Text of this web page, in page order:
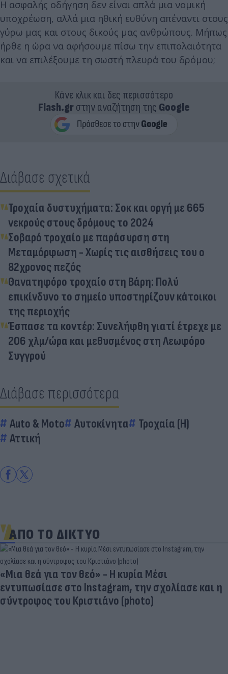
Η ασφαλής οδήγηση δεν είναι απλά μια νομική
υποχρέωση, αλλά μια ηθική ευθύνη απέναντι στους
γύρω μας και στους δικούς μας ανθρώπους. Μήπως
ήρθε η ώρα να αφήσουμε πίσω την επιπολαιότητα
και να επιλέξουμε τη σωστή πλευρά του δρόμου;
Κάνε κλικ και δες περισσότερο
Flash.grστην αναζήτηση της Google
Διάβασε σχετικά
Τροχαία δυστυχήματα: Σοκ και οργή με 665
νεκρούς στους δρόμους το 2024
Σοβαρό τροχαίο με παράσυρση στη
Μεταμόρφωση - Χωρίς τις αισθήσεις του ο
82χρονος πεζός
Θανατηφόρο τροχαίο στη Βάρη: Πολύ
επικίνδυνο το σημείο υποστηρίζουν κάτοικοι
της περιοχής
Έσπασε τα κοντέρ: Συνελήφθη γιατί έτρεχε με
206 χλμ/ώρα και μεθυσμένος στη Λεωφόρο
Συγγρού
Διάβασε περισσότερα
Auto & Moto Αυτοκίνητα
Τροχαία (Η)
Αττική
ΑΠΟ ΤΟ ΔΙΚΤΥΟ
«Μια θεά για τον θεό» - Η κυρία Μέσι
εντυπωσίασε στο Instagram, την σχολίασε και η
σύντροφος του Κριστιάνο (photo)